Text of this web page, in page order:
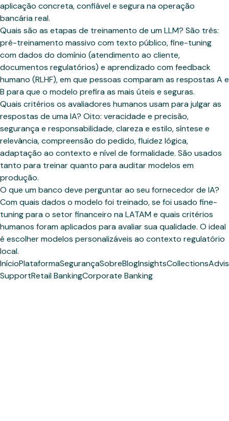
aplicação concreta, confiável e segura na operação
bancária real.
Quais são as etapas de treinamento de um LLM? São três:
pré-treinamento massivo com texto público, fine-tuning
com dados do domínio (atendimento ao cliente,
documentos regulatórios) e aprendizado com feedback
humano (RLHF), em que pessoas comparam as respostas A e
B para que o modelo prefira as mais úteis e seguras.
Quais critérios os avaliadores humanos usam para julgar as
respostas de uma IA? Oito: veracidade e precisão,
segurança e responsabilidade, clareza e estilo, síntese e
relevância, compreensão do pedido, fluidez lógica,
adaptação ao contexto e nível de formalidade. São usados
tanto para treinar quanto para auditar modelos em
produção.
O que um banco deve perguntar ao seu fornecedor de IA?
Com quais dados o modelo foi treinado, se foi usado fine-
tuning para o setor financeiro na LATAM e quais critérios
humanos foram aplicados para avaliar sua qualidade. O ideal
é escolher modelos personalizáveis ao contexto regulatório
local.
InícioPlataformaSegurançaSobreBlogInsightsCollections
SupportRetail BankingCorporate Banking